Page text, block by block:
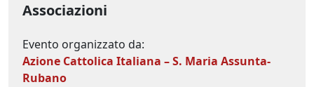
Associazioni
Evento organizzato da:
Azione Cattolica Italiana – S. Maria Assunta-
Rubano